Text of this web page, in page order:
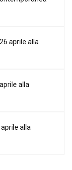
aprile alla
alla
alla